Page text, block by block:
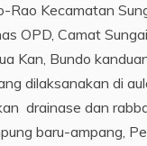
Rao Kecamatan
OPD, Camat
Kan, Bundo
dilaksanakan di
drainase dan
baru-ampang,